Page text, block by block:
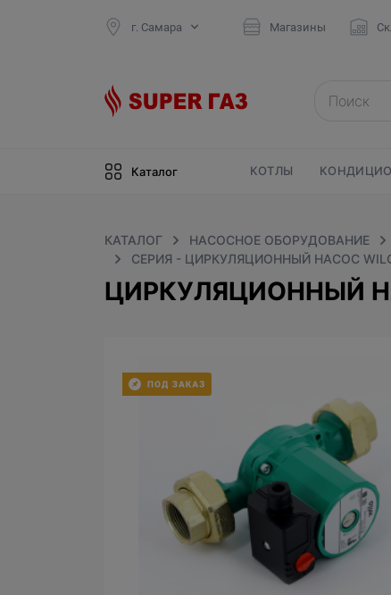
г. Самара Магазины
Каталог КОТЛЫ
КАТАЛОГ НАСОСНОЕ ОБОРУДОВАНИЕ
СЕРИЯ - ЦИРКУЛЯЦИОННЫЙ НАСОС WILO
ЦИРКУЛЯЦИОННЫЙ